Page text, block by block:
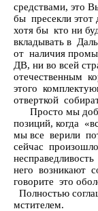
средствами, это
бы пресекли
хотя бы кто ни
вкладывать в
от наличия
ДВ, ни во всей
отечественным
этого
отверткой
Просто мы
позиций, когда
мы все верили
сейчас
него возникают
говорите это
Полностью
мстителем.